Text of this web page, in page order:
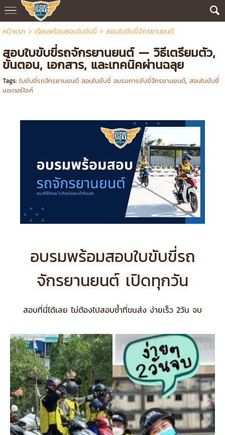
หน้าแรก > เรียนพร้อมสอบใบขับขี่> สอบใบขับขี่จักรยานยนต์
สอบใบขับขี่รถจักรยานยนต์ — วิธีเตรียมตัว,
ขั้นตอน, เอกสาร, และเทคนิคผ่านฉลุย
Tags: ใบขับขี่รถจักรยานยนต์ สอบใบขับขี่ อบรมการขับขี่จักรยานยนต์, สอบใบขับขี่
มอเตอร์ไซค์
อบรมพร้อมสอบใบขับขี่รถ
จักรยานยนต์ เปิดทุกวัน
สอบที่นี่ได้เลย ไม่ต้องไปสอบซ้ำที่ขนส่ง ง่ายเร็ว 2วัน จบ